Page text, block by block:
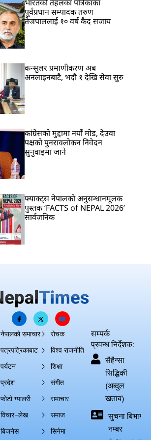
भारतकाे तेहलका पत्रिकाका
पूर्वप्रधान सम्पादक तरुण
तेजपाललाई १० वर्ष कैद सजाय
कन्सुलर प्रमाणीकरण अब
अनलाइनबाटै, भदौ १ देखि सेवा सुरु
कांग्रेसको मुद्दामा नयाँ मोड, देउवा
पक्षको पुनरावलोकन निवेदन
सुनुवाइमा जाने
फ्याक्ट्स नेपालको अनुसन्धानमूलक
पुस्तक ‘FACTS of NEPAL 2026’
सार्वजनिक
नेपालको समाचार
पत्रपत्रिकाबाट
पर्यटन
प्रदेश
फोटो ग्यालरी
विचार–लेख
बिजनेस
रोचक
विश्व राजनीति
शिक्षा
संगीत
समाचार
समाज
सिनेमा
सम्पर्क
प्रवन्ध निर्देशक:
सैहैन्सा
सिद्धिकी
(अब्दुल
खताब)
सुचना बिभाग
नम्बर